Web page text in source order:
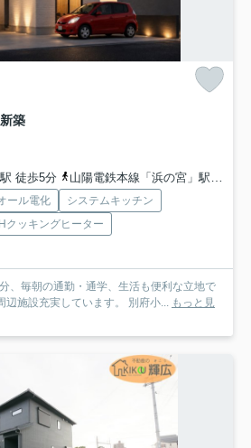
築
徒歩5分
山陽電鉄本線「浜の宮」駅 徒歩27分
ール電化
システムキッチン
クッキングヒーター
、毎朝の通勤・通学、生活も便利な立地で
施設充実しています。 別府小...
もっと見